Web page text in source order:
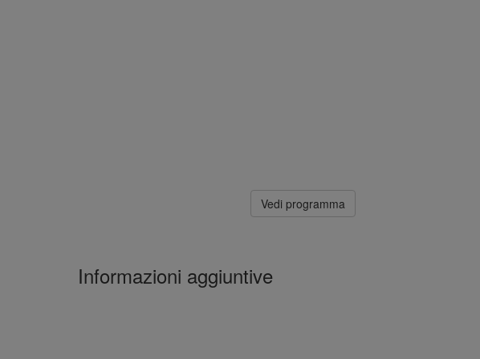
Vedi programma
Informazioni aggiuntive